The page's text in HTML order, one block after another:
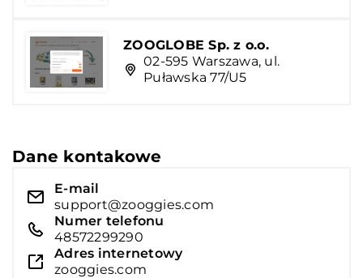
ZOOGLOBE Sp. z o.o.
02-595 Warszawa, ul.
Puławska 77/U5
Dane kontakowe
E-mail
support@zooggies.com
Numer telefonu
48572299290
Adres internetowy
zooggies.com